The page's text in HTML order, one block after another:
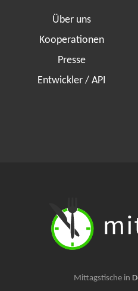
Über uns
Kooperationen
Presse
Entwickler / API
Mittagstische in